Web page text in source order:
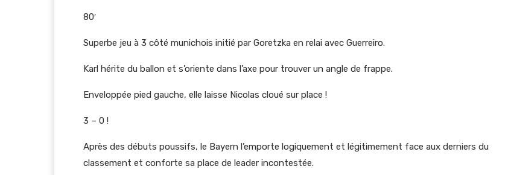
80′
Superbe jeu à 3 côté munichois initié par Goretzka en relai avec Guerreiro.
Karl hérite du ballon et s’oriente dans l’axe pour trouver un angle de frappe.
Enveloppée pied gauche, elle laisse Nicolas cloué sur place !
3 – 0 !
Après des débuts poussifs, le Bayern l’emporte logiquement et légitimement face aux derniers du
classement et conforte sa place de leader incontestée.